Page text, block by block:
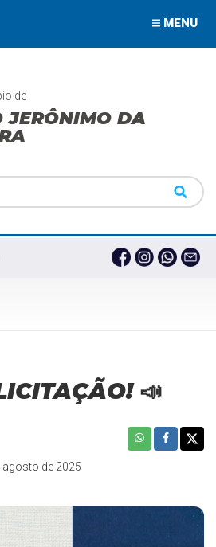
MENU
de
JERÔNIMO DA
📣
agosto de 2025